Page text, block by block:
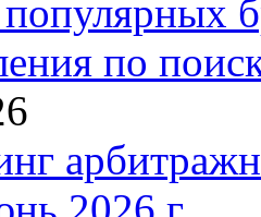
по